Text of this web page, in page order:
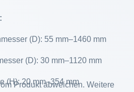
Produkt abweichen. Weitere
(D): 55 mm–1460 mm
(D): 30 mm–1120 mm
(H): 20 mm–354 mm